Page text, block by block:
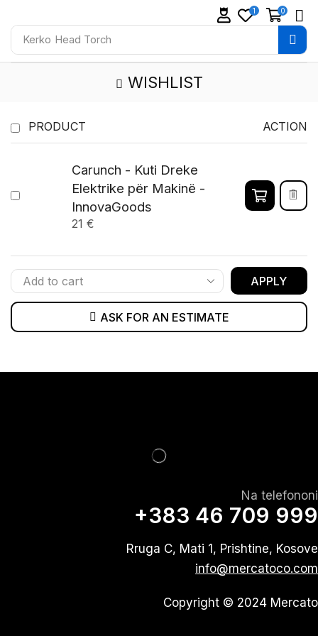
Kerko Head Torch
1 0
WISHLIST
PRODUCT ACTION
Carunch - Kuti Dreke
Elektrike për Makinë -
InnovaGoods
21 €
APPLY
ASK FOR AN ESTIMATE
Na telefononi
+383 46 709 999
Rruga C, Mati 1, Prishtine, Kosove
info@mercatoco.com
Copyright © 2024 Mercato